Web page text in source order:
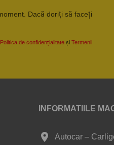
Dacă doriți să faceți
Politica de confidențialitate și Termenii
INFORMATIILE
place Autocar –